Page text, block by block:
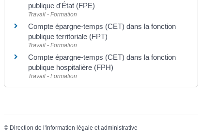
publique d'État (FPE)
Travail - Formation
Compte épargne-temps (CET) dans la fonction
publique territoriale (FPT)
Travail - Formation
Compte épargne-temps (CET) dans la fonction
publique hospitalière (FPH)
Travail - Formation
© Direction de l'information légale et administrative